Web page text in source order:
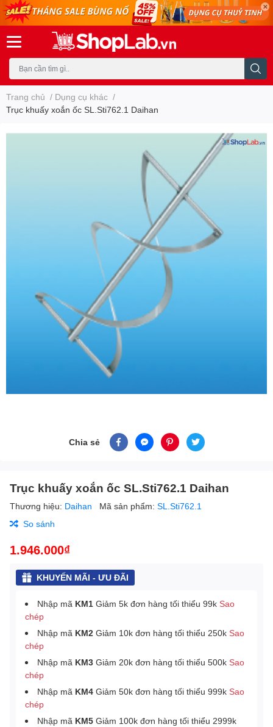
Trang chủ / Dụng cụ khác /
Trục khuấy xoắn ốc SL.Sti762.1 Daihan
Chia sẻ
Trục khuấy xoắn ốc SL.Sti762.1 Daihan
Thương hiệu: Daihan Mã sản phẩm: SL.Sti762.1
So sánh
1.946.000₫
KHUYẾN MÃI - ƯU ĐÃI
Nhập mã KM1 Giảm 5k đơn hàng tối thiểu 99k Sao
chép
Nhập mã KM2 Giảm 10k đơn hàng tối thiểu 250k Sao
chép
Nhập mã KM3 Giảm 20k đơn hàng tối thiểu 500k Sao
chép
Nhập mã KM4 Giảm 50k đơn hàng tối thiểu 999k Sao
chép
Nhập mã KM5 Giảm 100k đơn hàng tối thiểu 2999k